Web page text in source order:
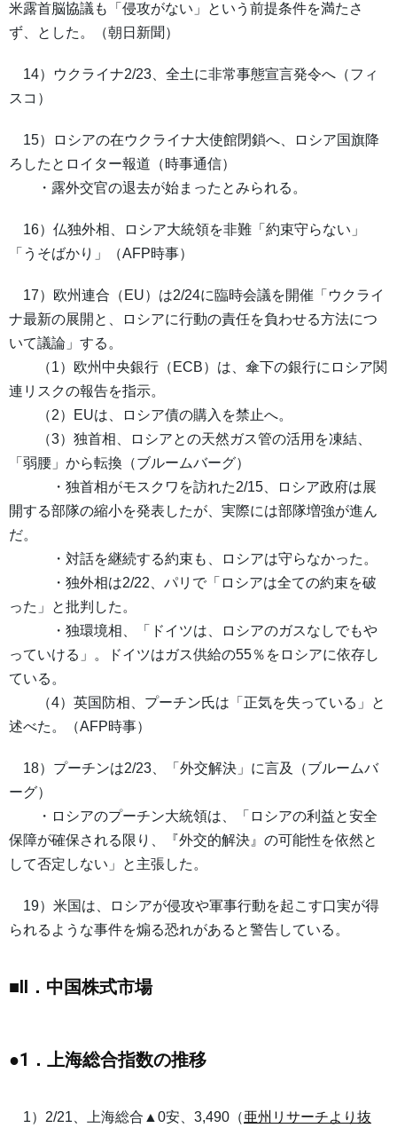
米露首脳協議も「侵攻がない」という前提条件を満たさ
ず、とした。（朝日新聞）
14）ウクライナ2/23、全土に非常事態宣言発令へ（フィ
スコ）
15）ロシアの在ウクライナ大使館閉鎖へ、ロシア国旗降
ろしたとロイター報道（時事通信）
・露外交官の退去が始まったとみられる。
16）仏独外相、ロシア大統領を非難「約束守らない」
「うそばかり」（AFP時事）
17）欧州連合（EU）は2/24に臨時会議を開催「ウクライ
ナ最新の展開と、ロシアに行動の責任を負わせる方法につ
いて議論」する。
（1）欧州中央銀行（ECB）は、傘下の銀行にロシア関
連リスクの報告を指示。
（2）EUは、ロシア債の購入を禁止へ。
（3）独首相、ロシアとの天然ガス管の活用を凍結、
「弱腰」から転換（ブルームバーグ）
・独首相がモスクワを訪れた2/15、ロシア政府は展
開する部隊の縮小を発表したが、実際には部隊増強が進ん
だ。
・対話を継続する約束も、ロシアは守らなかった。
・独外相は2/22、パリで「ロシアは全ての約束を破
った」と批判した。
・独環境相、「ドイツは、ロシアのガスなしでもや
っていける」。ドイツはガス供給の55％をロシアに依存し
ている。
（4）英国防相、プーチン氏は「正気を失っている」と
述べた。（AFP時事）
18）プーチンは2/23、「外交解決」に言及（ブルームバ
ーグ）
・ロシアのプーチン大統領は、「ロシアの利益と安全
保障が確保される限り、『外交的解決』の可能性を依然と
して否定しない」と主張した。
19）米国は、ロシアが侵攻や軍事行動を起こす口実が得
られるような事件を煽る恐れがあると警告している。
■II．中国株式市場
●1．上海総合指数の推移
1）2/21、上海総合▲0安、3,490（亜州リサーチより抜